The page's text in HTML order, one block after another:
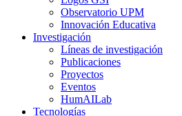
Observatorio UPM
Innovación Educativa
Investigación
Líneas de investigación
Publicaciones
Proyectos
Eventos
HumAILab
Tecnologías